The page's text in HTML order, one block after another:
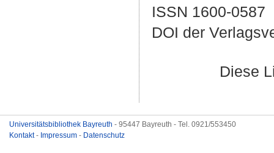
ISSN 1600-0587
DOI der
Diese
Universitätsbibliothek Bayreuth - 95447 Bayreuth - Tel. 0921/553450
Kontakt- Impressum - Datenschutz